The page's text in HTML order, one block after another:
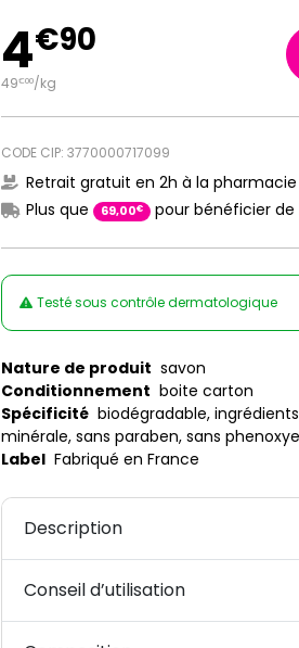
4€90
49€00/kg
CODE CIP: 3770000717099
Retrait gratuit en 2h à la pharmacie
Plus que
69,00€ pour bénéficier de
Testé sous contrôle dermatologique
Nature de produit savon
Conditionnement boite carton
Spécificité biodégradable,
minérale, sans paraben, sans
Label Fabriqué en France
Description
Conseil d’utilisation